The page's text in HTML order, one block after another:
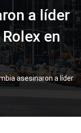
a líder
en
asesinaron a líder